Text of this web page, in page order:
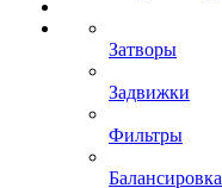
Затворы
Задвижки
Фильтры
Балансировка